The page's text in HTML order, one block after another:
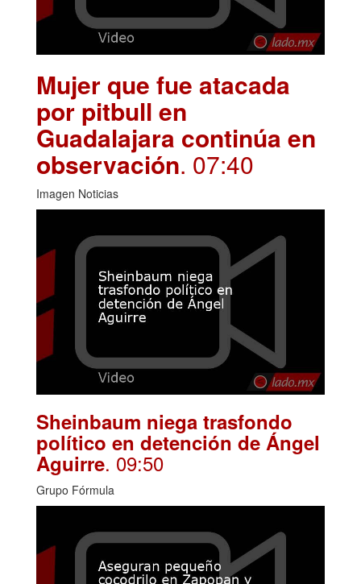
Mujer que fue atacada
por pitbull en
Guadalajara continúa en
observación. 07:40
Imagen Noticias
Sheinbaum niega trasfondo
político en detención de Ángel
Aguirre. 09:50
Grupo Fórmula